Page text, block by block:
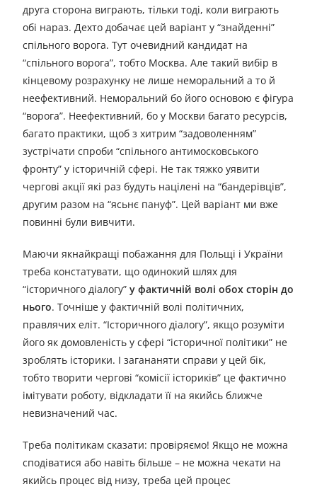
друга сторона виграють, тільки тоді, коли виграють
обі нараз. Дехто добачає цей варіант у “знайденні”
спільного ворога. Тут очевидний кандидат на
“спільного ворога”, тобто Москва. Але такий вибір в
кінцевому розрахунку не лише неморальний а то й
неефективний. Неморальний бо його основою є фігура
“ворога”. Неефективний, бо у Москви багато ресурсів,
багато практики, щоб з хитрим “задоволенням”
зустрічати спроби “спільного антимосковського
фронту” у історичній сфері. Не так тяжко уявити
чергові акції які раз будуть націлені на “бандерівців”,
другим разом на “ясьнє пануф”. Цей варіант ми вже
повинні були вивчити.
Маючи якнайкращі побажання для Польщі і України
треба констатувати, що одинокий шлях для
“історичного діалогу”у фактичній волі обох сторін до
нього. Точніше у фактичній волі політичних,
правлячих еліт. “Історичного діалогу”, якщо розуміти
його як домовленість у сфері “історичної політики” не
зроблять історики. І загананяти справи у цей бік,
тобто творити чергові “комісії істориків” це фактично
імітувати роботу, відкладати її на якийсь ближче
невизначений час.
Треба політикам сказати: провіряємо! Якщо не можна
сподіватися або навіть більше – не можна чекати на
якийсь процес від низу, треба цей процес